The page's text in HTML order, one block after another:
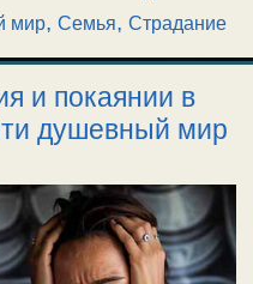
мир, Семья, Страдание
и покаянии в
душевный мир